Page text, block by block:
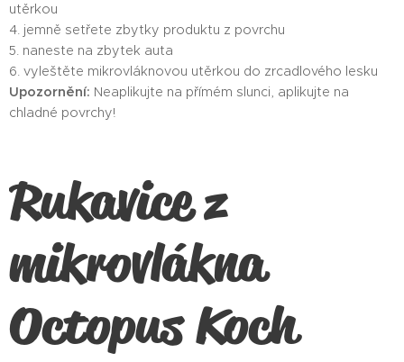
utěrkou
4. jemně setřete zbytky produktu z povrchu
5. naneste na zbytek auta
6. vyleštěte mikrovláknovou utěrkou do zrcadlového lesku
Upozornění: Neaplikujte na přímém slunci, aplikujte na
chladné povrchy!
Rukavice z
mikrovlákna
Octopus Koch